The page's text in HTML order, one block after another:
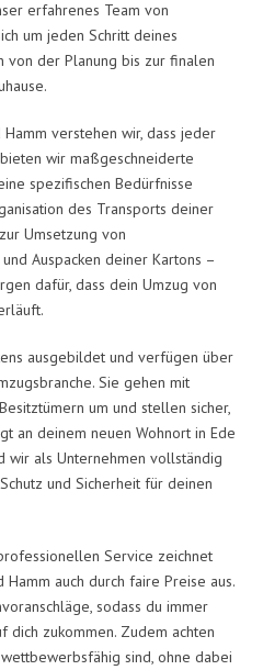
erfahrenes Team von
um jeden Schritt deines
von der Planung bis zur finalen
verstehen wir, dass jeder
wir maßgeschneiderte
spezifischen Bedürfnisse
des Transports deiner
Umsetzung von
Auspacken deiner Kartons –
dafür, dass dein Umzug von
ausgebildet und verfügen über
Sie gehen mit
um und stellen sicher,
an deinem neuen Wohnort in Ede
wir als Unternehmen vollständig
und Sicherheit für deinen
Service zeichnet
auch durch faire Preise aus.
sodass du immer
dich zukommen. Zudem achten
sind, ohne dabei